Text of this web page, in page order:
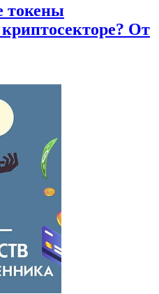
токены
От